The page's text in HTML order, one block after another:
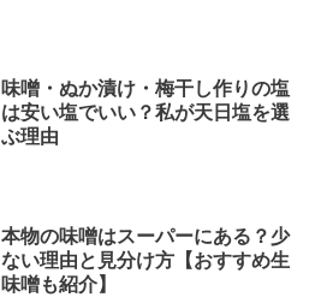
味噌・ぬか漬け・梅干し作りの塩
は安い塩でいい？私が天日塩を選
ぶ理由
本物の味噌はスーパーにある？少
ない理由と見分け方【おすすめ生
味噌も紹介】